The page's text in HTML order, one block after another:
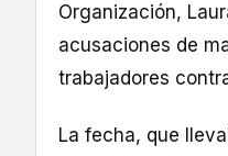
Organización,
acusaciones de
trabajadores
La fecha, que